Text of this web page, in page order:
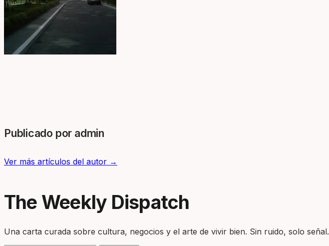
Publicado por admin
Ver más artículos del autor →
The Weekly Dispatch
Una carta curada sobre cultura, negocios y el arte de vivir bien. Sin ruido, solo señal.